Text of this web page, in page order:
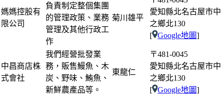
媽媽控股有
限公司
負責制定整個集團
的管理政策、業務
管理及其他行政工
作
菊川雄平
愛知縣北名古屋市中
之鄉北130
[
Google地圖]
中昌商店株
式會社
我們經營批發業
務，販售鰻魚、木
炭、野味、鮪魚、
新鮮農產品等。
東龍仁
〒481-0045
愛知縣北名古屋市中
之鄉北130
[
Google地圖]